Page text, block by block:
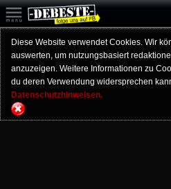
Diese Website verwendet Cookies. Wir
auswerten, um nutzungsbasiert
anzuzeigen. Weitere Informationen zu
du deren Verwendung widersprechen
Datenschutzhinweisen.